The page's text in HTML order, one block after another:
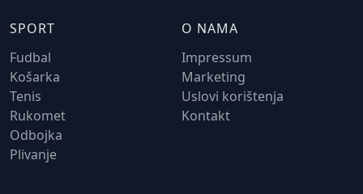
SPORT
Fudbal
Košarka
Tenis
Rukomet
Odbojka
Plivanje
O NAMA
Impressum
Marketing
Uslovi korištenja
Kontakt